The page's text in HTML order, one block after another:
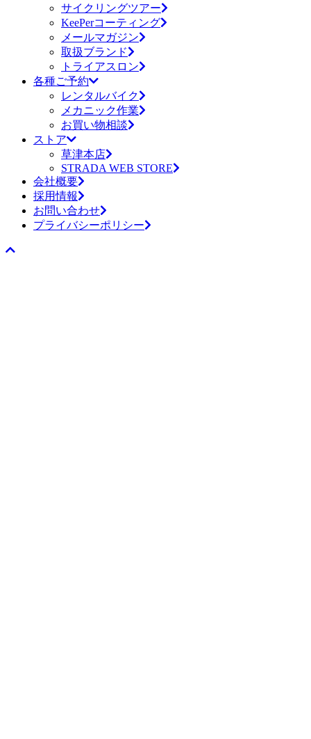
サイクリングツアー
KeePerコーティング
メールマガジン
取扱ブランド
トライアスロン
各種ご予約
レンタルバイク
メカニック作業
お買い物相談
ストア
草津本店
STRADA WEB STORE
会社概要
採用情報
お問い合わせ
プライバシーポリシー